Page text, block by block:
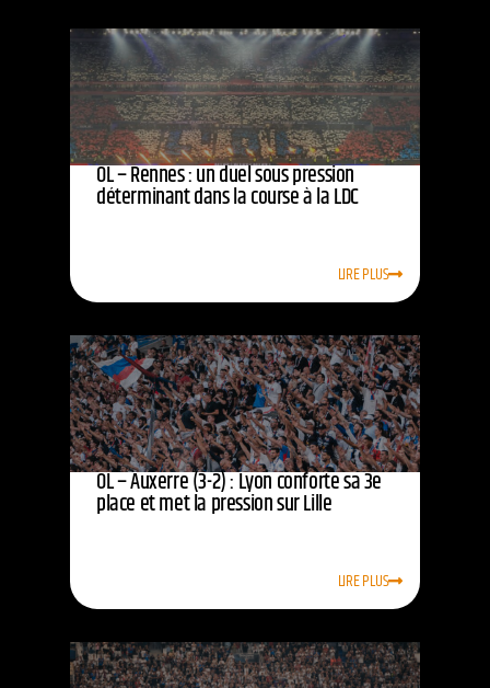
OL – Rennes : un duel sous pression
déterminant dans la course à la LDC
LIRE PLUS
OL – Auxerre (3-2) : Lyon conforte sa 3e
place et met la pression sur Lille
LIRE PLUS